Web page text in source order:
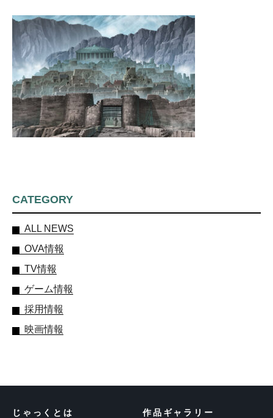
CATEGORY
ALL NEWS
OVA情報
TV情報
ゲーム情報
採用情報
映画情報
じゃっくとは
作品ギャラリー